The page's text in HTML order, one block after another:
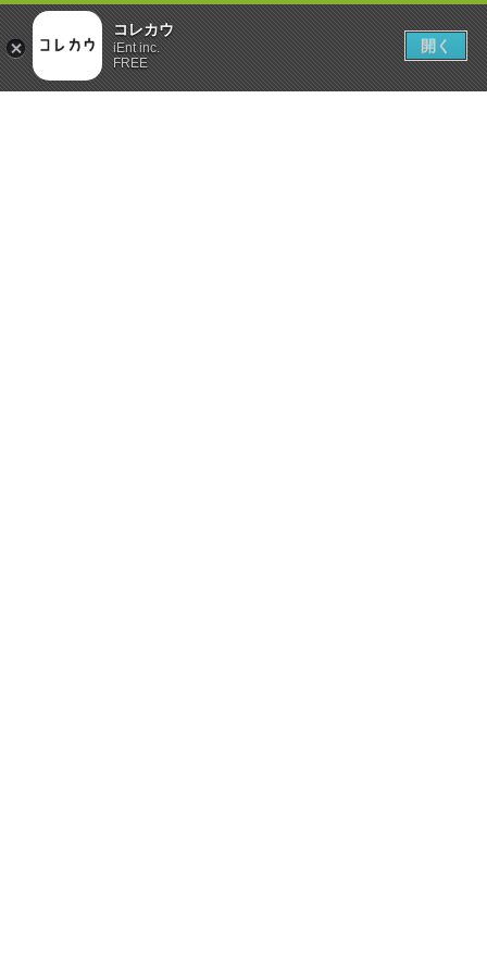
コレカウ
iEnt inc.
FREE
開く